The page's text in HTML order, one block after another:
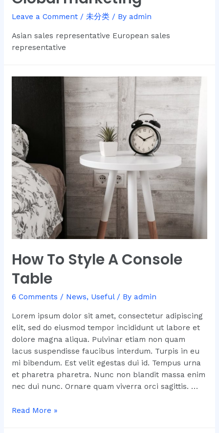
Leave a Comment / 未分类/ By admin
Asian sales representative European sales
representative
How To Style A Console
Table
6 Comments / News, Useful/ By admin
Lorem ipsum dolor sit amet, consectetur adipiscing
elit, sed do eiusmod tempor incididunt ut labore et
dolore magna aliqua. Pulvinar etiam non quam
lacus suspendisse faucibus interdum. Turpis in eu
mi bibendum. Est velit egestas dui id. Tempus urna
et pharetra pharetra. Nunc non blandit massa enim
nec dui nunc. Ornare quam viverra orci sagittis. …
How
Read More »